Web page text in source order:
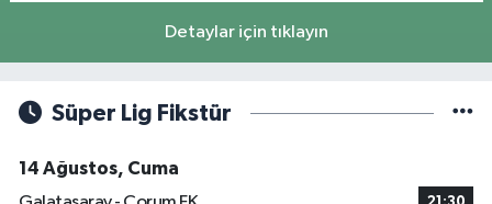
Detaylar için tıklayın
Süper Lig Fikstür
14 Ağustos, Cuma